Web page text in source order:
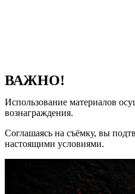
ВАЖНО!
Использование материалов
вознаграждения.
Соглашаясь на съёмку, вы
настоящими условиями.